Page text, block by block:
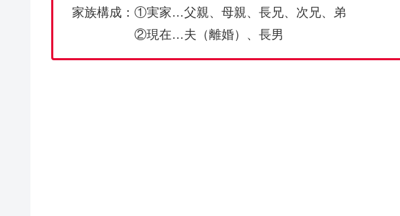
家族構成：①実家…父親、母親、長兄、次兄、弟
②現在…夫（離婚）、長男